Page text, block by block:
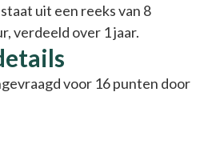
uit een reeks van 8
verdeeld over 1 jaar.
voor 16 punten door